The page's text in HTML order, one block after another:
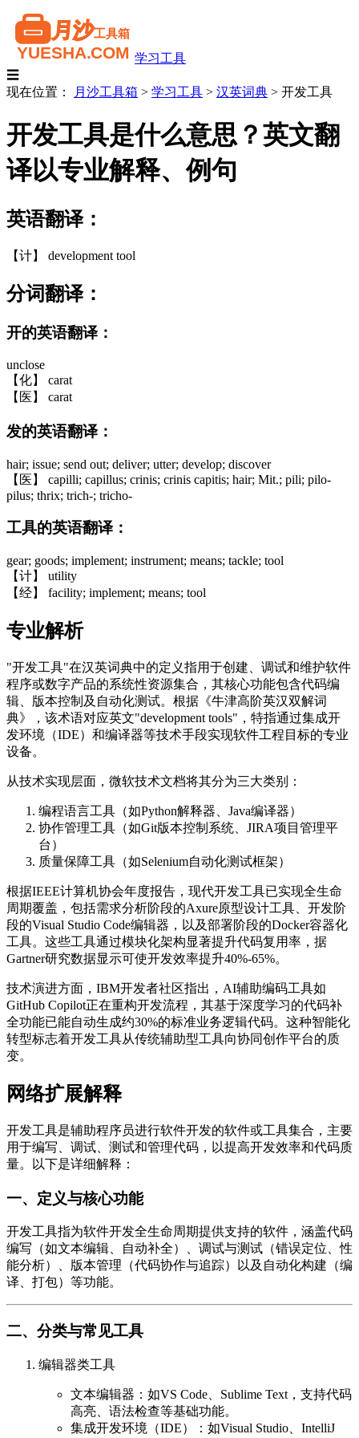
学习工具
☰
现在位置：
月沙工具箱 > 学习工具 > 汉英词典 > 开发工具
开发工具是什么意思？英文翻
译以专业解释、例句
英语翻译：
【计】 development tool
分词翻译：
开的英语翻译：
unclose
【化】 carat
【医】 carat
发的英语翻译：
hair; issue; send out; deliver; utter; develop; discover
【医】 capilli; capillus; crinis; crinis capitis; hair; Mit.; pili; pilo-
pilus; thrix; trich-; tricho-
工具的英语翻译：
gear; goods; implement; instrument; means; tackle; tool
【计】 utility
【经】 facility; implement; means; tool
专业解析
"开发工具"在汉英词典中的定义指用于创建、调试和维护软件
程序或数字产品的系统性资源集合，其核心功能包含代码编
辑、版本控制及自动化测试。根据《牛津高阶英汉双解词
典》，该术语对应英文"development tools"，特指通过集成开
发环境（IDE）和编译器等技术手段实现软件工程目标的专业
设备。
从技术实现层面，微软技术文档将其分为三大类别：
编程语言工具（如Python解释器、Java编译器）
协作管理工具（如Git版本控制系统、JIRA项目管理平
台）
质量保障工具（如Selenium自动化测试框架）
根据IEEE计算机协会年度报告，现代开发工具已实现全生命
周期覆盖，包括需求分析阶段的Axure原型设计工具、开发阶
段的Visual Studio Code编辑器，以及部署阶段的Docker容器化
工具。这些工具通过模块化架构显著提升代码复用率，据
Gartner研究数据显示可使开发效率提升40%-65%。
技术演进方面，IBM开发者社区指出，AI辅助编码工具如
GitHub Copilot正在重构开发流程，其基于深度学习的代码补
全功能已能自动生成约30%的标准业务逻辑代码。这种智能化
转型标志着开发工具从传统辅助型工具向协同创作平台的质
变。
网络扩展解释
开发工具是辅助程序员进行软件开发的软件或工具集合，主要
用于编写、调试、测试和管理代码，以提高开发效率和代码质
量。以下是详细解释：
一、定义与核心功能
开发工具指为软件开发全生命周期提供支持的软件，涵盖代码
编写（如文本编辑、自动补全）、调试与测试（错误定位、性
能分析）、版本管理（代码协作与追踪）以及自动化构建（编
译、打包）等功能。
二、分类与常见工具
编辑器类工具
文本编辑器：如VS Code、Sublime Text，支持代码
高亮、语法检查等基础功能。
集成开发环境（IDE）：如Visual Studio、IntelliJ